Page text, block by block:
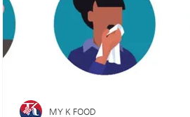
MY K FOOD